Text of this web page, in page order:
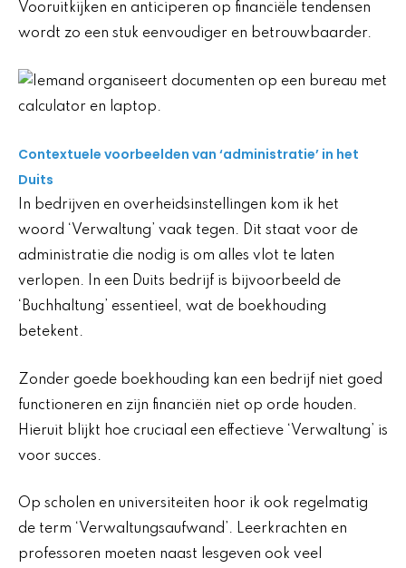
Vooruitkijken en anticiperen op financiële tendensen
wordt zo een stuk eenvoudiger en betrouwbaarder.
Contextuele voorbeelden van ‘administratie’ in het
Duits
In bedrijven en overheidsinstellingen kom ik het
woord ‘Verwaltung’ vaak tegen. Dit staat voor de
administratie die nodig is om alles vlot te laten
verlopen. In een Duits bedrijf is bijvoorbeeld de
‘Buchhaltung’ essentieel, wat de boekhouding
betekent.
Zonder goede boekhouding kan een bedrijf niet goed
functioneren en zijn financiën niet op orde houden.
Hieruit blijkt hoe cruciaal een effectieve ‘Verwaltung’ is
voor succes.
Op scholen en universiteiten hoor ik ook regelmatig
de term ‘Verwaltungsaufwand’. Leerkrachten en
professoren moeten naast lesgeven ook veel